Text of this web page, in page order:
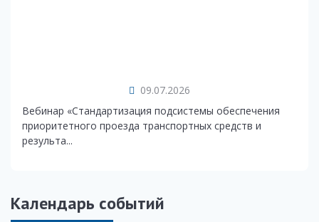
09.07.2026
Вебинар «Стандартизация подсистемы обеспечения
приоритетного проезда транспортных средств и
результа...
Календарь событий